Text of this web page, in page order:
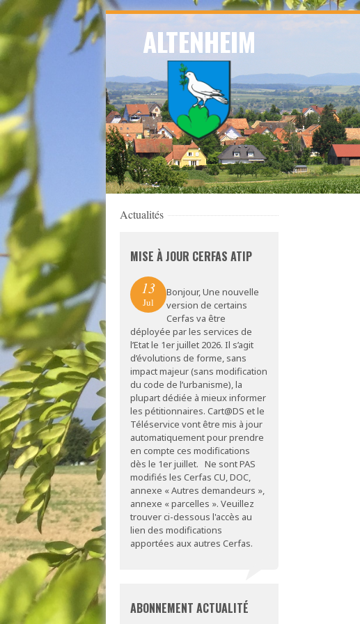
Skip
to
navigation
Skip
to
content
ALTENHEIM
Actualités
MISE À JOUR CERFAS ATIP
13
Jul
Bonjour, Une nouvelle
version de certains
Cerfas va être
déployée par les services de
l’Etat le 1er juillet 2026. Il s’agit
d’évolutions de forme, sans
impact majeur (sans modification
du code de l’urbanisme), la
plupart dédiée à mieux informer
les pétitionnaires. Cart@DS et le
Téléservice vont être mis à jour
automatiquement pour prendre
en compte ces modifications
dès le 1er juillet. Ne sont PAS
modifiés les Cerfas CU, DOC,
annexe « Autres demandeurs »,
annexe « parcelles ». Veuillez
trouver ci-dessous l'accès au
lien des modifications
apportées aux autres Cerfas.
ABONNEMENT ACTUALITÉ